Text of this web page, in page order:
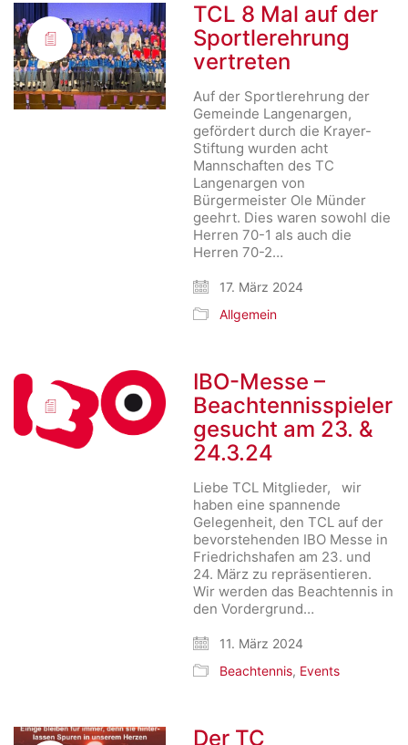
TCL 8 Mal auf der
Sportlerehrung
vertreten
Auf der Sportlerehrung der
Gemeinde Langenargen,
gefördert durch die Krayer-
Stiftung wurden acht
Mannschaften des TC
Langenargen von
Bürgermeister Ole Münder
geehrt. Dies waren sowohl die
Herren 70-1 als auch die
Herren 70-2…
17. März 2024
Allgemein
IBO-Messe –
Beachtennisspieler
gesucht am 23. &
24.3.24
Liebe TCL Mitglieder, wir
haben eine spannende
Gelegenheit, den TCL auf der
bevorstehenden IBO Messe in
Friedrichshafen am 23. und
24. März zu repräsentieren.
Wir werden das Beachtennis in
den Vordergrund…
11. März 2024
Beachtennis, Events
Der TC